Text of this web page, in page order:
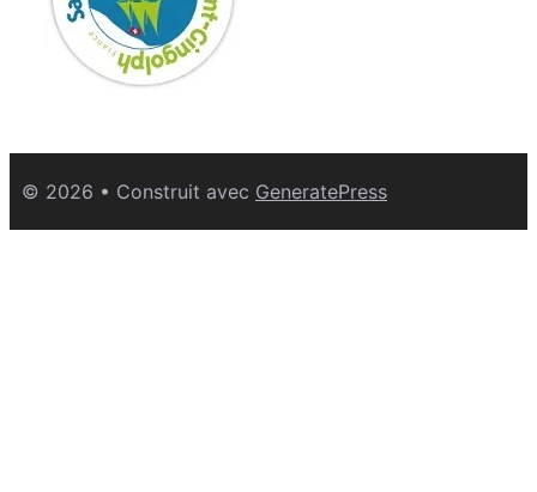
© 2026 • Construit avec GeneratePress